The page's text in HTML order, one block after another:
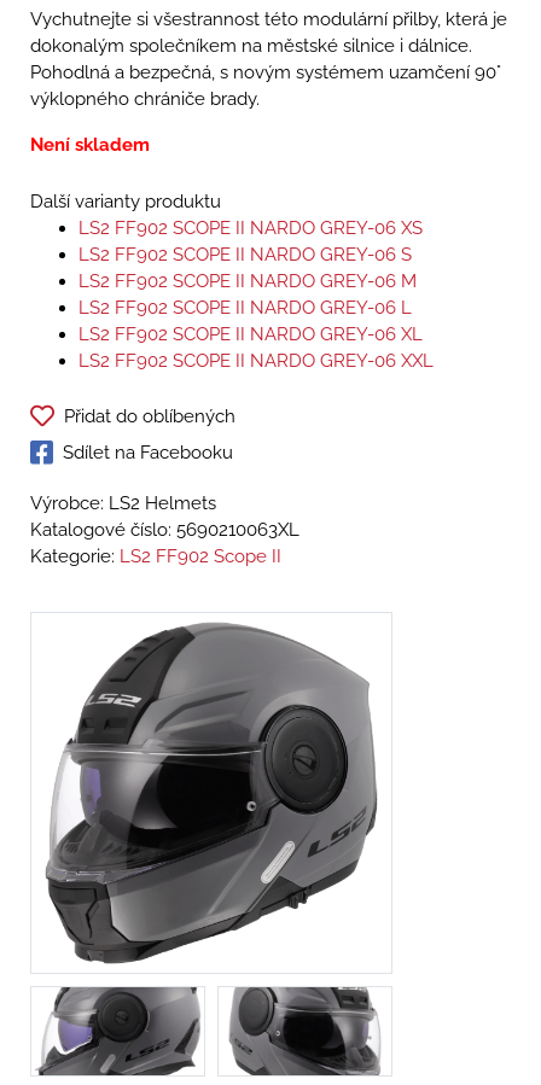
Vychutnejte si všestrannost této modulární přilby, která je
dokonalým společníkem na městské silnice i dálnice.
Pohodlná a bezpečná, s novým systémem uzamčení 90°
výklopného chrániče brady.
Není skladem
Další varianty produktu
LS2 FF902 SCOPE II NARDO GREY-06 XS
LS2 FF902 SCOPE II NARDO GREY-06 S
LS2 FF902 SCOPE II NARDO GREY-06 M
LS2 FF902 SCOPE II NARDO GREY-06 L
LS2 FF902 SCOPE II NARDO GREY-06 XL
LS2 FF902 SCOPE II NARDO GREY-06 XXL
Přidat do oblíbených
Sdílet na Facebooku
Výrobce: LS2 Helmets
Katalogové číslo: 5690210063XL
Kategorie: LS2 FF902 Scope II